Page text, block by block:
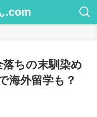
.com
ちの末馴染め
海外留学も？